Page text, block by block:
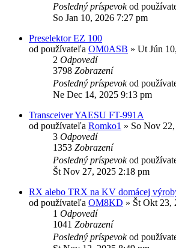
Posledný príspevokod
So Jan 10, 2026 7:27 pm
Preselektor EZ 100
od používateľa OM0ASB » Ut Jún
2 Odpovedí
3798 Zobrazení
Posledný príspevokod
Ne Dec 14, 2025 9:13 pm
Transceiver YAESU FT-991A
od používateľa Romko1 » So Nov
3 Odpovedí
1353 Zobrazení
Posledný príspevokod
Št Nov 27, 2025 2:18 pm
RX alebo TRX na KV domácej
od používateľa OM8KD » Št Okt 23,
1 Odpovedí
1041 Zobrazení
Posledný príspevokod